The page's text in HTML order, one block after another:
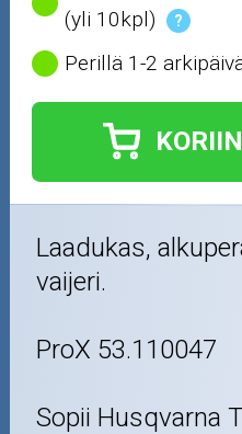
(yli 10kpl)
?
Perillä 1-2
KORIIN
Laadukas,
vaijeri.
ProX 53.110047
Sopii Husqvarna